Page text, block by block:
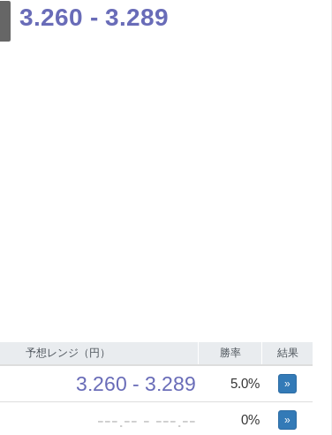
3.260 - 3.289
予想レンジ（円） 勝率 結果
3.260 - 3.289 5.0% »
---.-- - ---.-- 0% »